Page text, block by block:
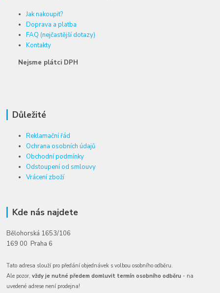
Jak nakoupit?
Doprava a platba
FAQ (nejčastější dotazy)
Kontakty
Nejsme plátci DPH
Důležité
Reklamační řád
Ochrana osobních údajů
Obchodní podmínky
Odstoupení od smlouvy
Vrácení zboží
Kde nás najdete
Bělohorská 1653/106
169 00 Praha 6
Tato adresa slouží pro předání objednávek s volbou osobního odběru.
Ale pozor,vždy je nutné předem domluvit termín osobního odběru - na
uvedené adrese není prodejna!